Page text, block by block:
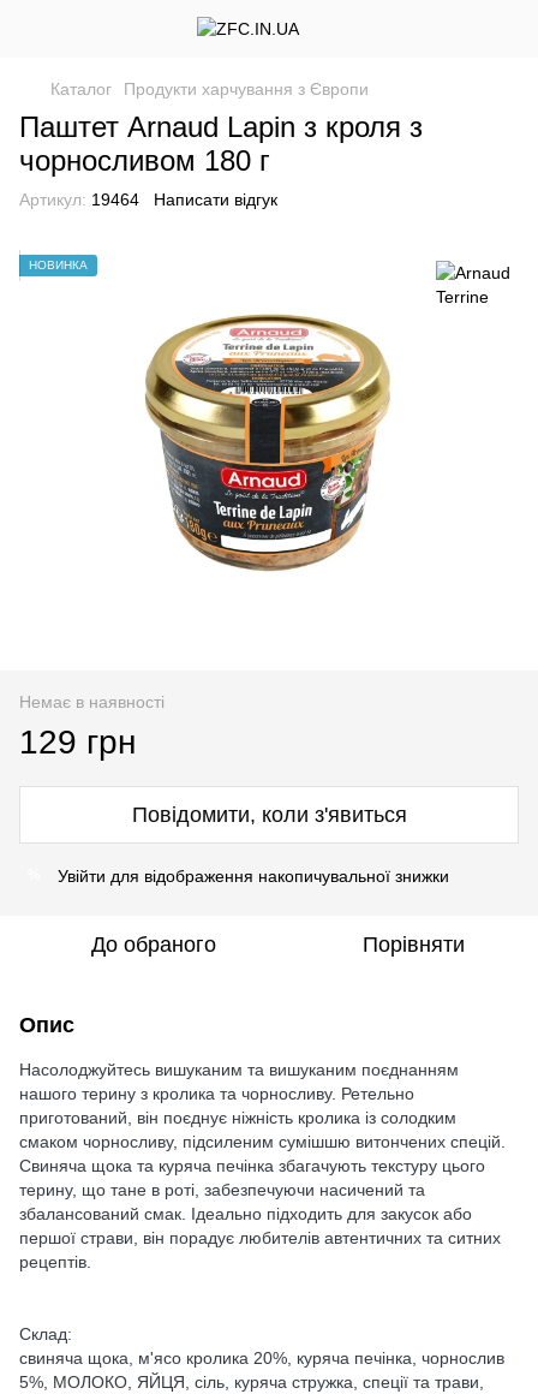
Каталог Продукти харчування з Європи
Паштет Arnaud Lapin з кроля з
чорносливом 180 г
Артикул: 19464 Написати відгук
НОВИНКА
Немає в наявності
129 грн
Повідомити, коли з'явиться
Увійти для відображення накопичувальної знижки
До обраного Порівняти
Опис
Насолоджуйтесь вишуканим та вишуканим поєднанням
нашого терину з кролика та чорносливу. Ретельно
приготований, він поєднує ніжність кролика із солодким
смаком чорносливу, підсиленим сумішшю витончених спецій.
Свиняча щока та куряча печінка збагачують текстуру цього
терину, що тане в роті, забезпечуючи насичений та
збалансований смак. Ідеально підходить для закусок або
першої страви, він порадує любителів автентичних та ситних
рецептів.
Склад:
свиняча щока, м'ясо кролика 20%, куряча печінка, чорнослив
5%, МОЛОКО, ЯЙЦЯ, сіль, куряча стружка, спеції та трави,